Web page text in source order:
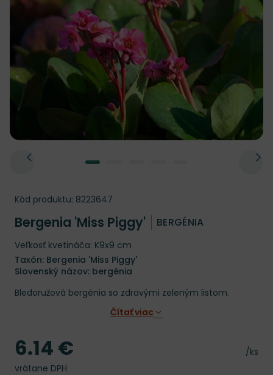
Kód produktu: 8223647
Bergenia 'Miss Piggy' BERGÉNIA
Veľkosť kvetináča: K9x9 cm
Taxón: Bergenia 'Miss Piggy'
Slovenský názov: bergénia
Bledoružová bergénia so zdravými zeleným listom.
Čítať viac
Cena
/ks
Cena
6.14 €
vrátane DPH